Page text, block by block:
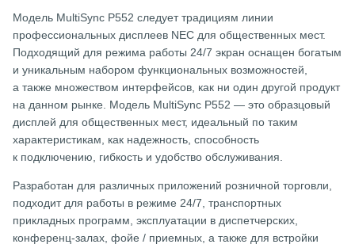
Модель MultiSync P552 следует традициям линии
профессиональных дисплеев NEC для общественных мест.
Подходящий для режима работы 24/7 экран оснащен богатым
и уникальным набором функциональных возможностей,
а также множеством интерфейсов, как ни один другой продукт
на данном рынке. Модель MultiSync P552 — это образцовый
дисплей для общественных мест, идеальный по таким
характеристикам, как надежность, способность
к подключению, гибкость и удобство обслуживания.
Разработан для различных приложений розничной торговли,
подходит для работы в режиме 24/7, транспортных
прикладных программ, эксплуатации в диспетчерских,
конференц-залах, фойе / приемных, а также для встройки